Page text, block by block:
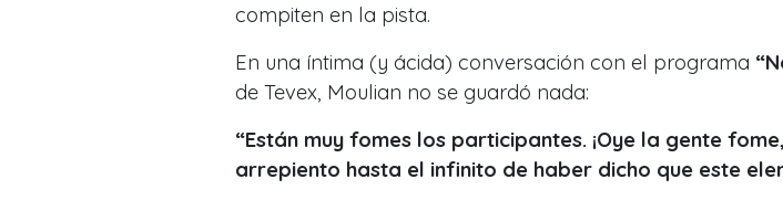
compiten en la pista.
En una íntima (y ácida) conversación con el programa
de Tevex, Moulian no se guardó nada:
“Están muy fomes los participantes. ¡Oye la gente
arrepiento hasta el infinito de haber dicho que este